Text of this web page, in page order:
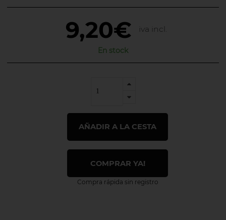
9,20€ iva incl.
En stock
AÑADIR A LA CESTA
COMPRAR YA!
Compra rápida sin registro